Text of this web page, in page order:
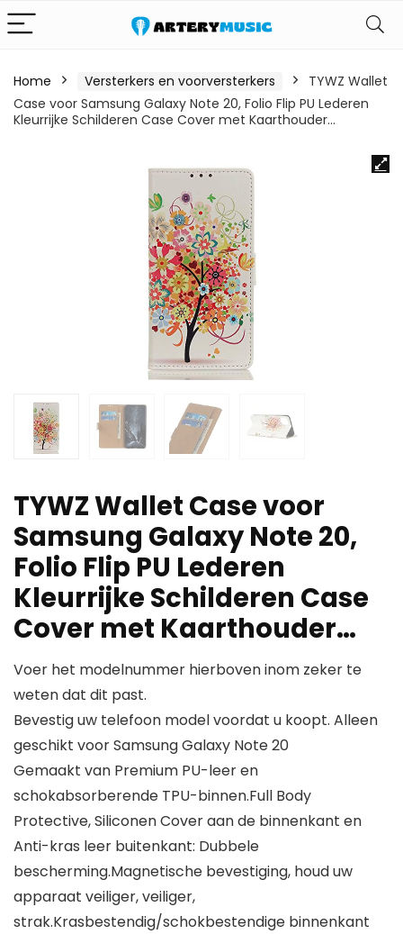
Home Versterkers en voorversterkers
TYWZ Wallet
Case voor Samsung Galaxy Note 20, Folio Flip PU Lederen
Kleurrijke Schilderen Case Cover met Kaarthouder…
TYWZ Wallet Case voor
Samsung Galaxy Note 20,
Folio Flip PU Lederen
Kleurrijke Schilderen Case
Cover met Kaarthouder…
Voer het modelnummer hierboven inom zeker te
weten dat dit past.
Bevestig uw telefoon model voordat u koopt. Alleen
geschikt voor Samsung Galaxy Note 20
Gemaakt van Premium PU-leer en
schokabsorberende TPU-binnen.Full Body
Protective, Siliconen Cover aan de binnenkant en
Anti-kras leer buitenkant: Dubbele
bescherming.Magnetische bevestiging, houd uw
apparaat veiliger, veiliger,
strak.Krasbestendig/schokbestendige binnenkant